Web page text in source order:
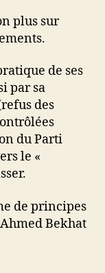
plus sur
de ses
par sa
des
du Parti
le «
de principes
Bekhat